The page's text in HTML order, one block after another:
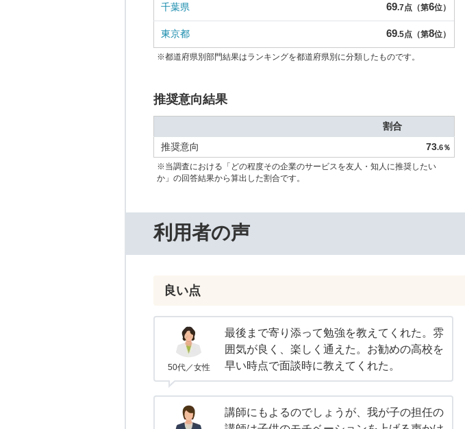
千葉県 69.7点（第6位）
東京都 69.5点（第8位）
※都道府県別部門結果はランキングを都道府県別に分類したものです。
推奨意向結果
割合
推奨意向
73.6％
※当調査における「どの程度その企業のサービスを友人・知人に推奨したい
か」の回答結果から算出した割合です。
利用者の声
良い点
50代／女性
最後まで寄り添って勉強を教えてくれた。雰
囲気が良く、楽しく通えた。お勧めの高校を
早い時点で面談時に教えてくれた。
講師にもよるのでしょうが、我が子の担任の